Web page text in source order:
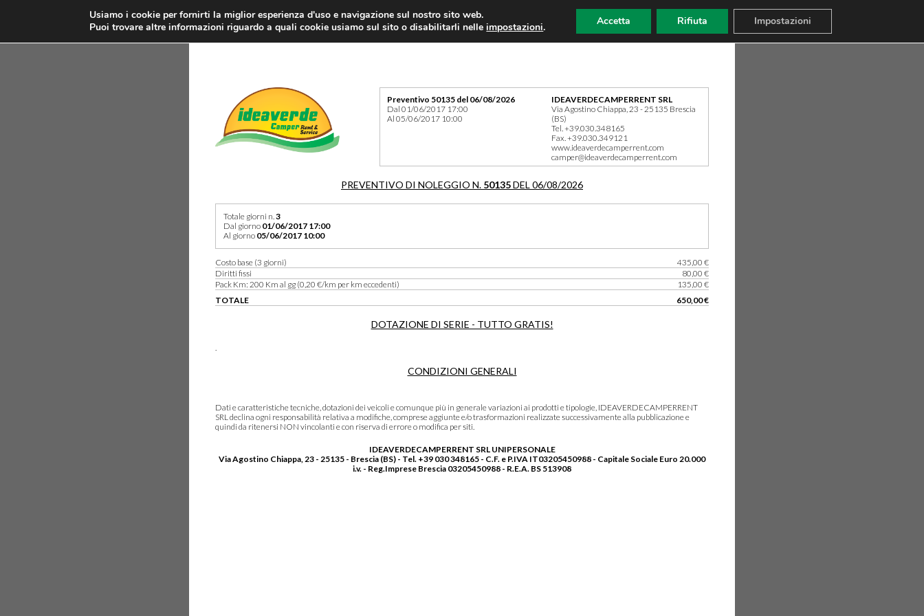
IDEAVERDECAMPERRENT SRL
Via Agostino Chiappa, 23 - 25135 Brescia
(BS)
Tel. +39.030.348165
Fax. +39.030.349121
www.ideaverdecamperrent.com
camper@ideaverdecamperrent.com
Preventivo 50135 del 06/08/2026
Dal 01/06/2017 17:00
Al 05/06/2017 10:00
PREVENTIVO DI NOLEGGIO N. 50135DEL 06/08/2026
Totale giorni n.3
Dal giorno 01/06/2017 17:00
Al giorno 05/06/2017 10:00
Costo base (3 giorni)
435,00 €
Diritti fissi
80,00 €
Pack Km: 200 Km al gg (0,20 €/km per km eccedenti)
135,00 €
TOTALE
650,00 €
DOTAZIONE DI SERIE - TUTTO GRATIS!
.
CONDIZIONI GENERALI
Dati e caratteristiche tecniche, dotazioni dei veicoli e comunque più in generale variazioni ai prodotti e tipologie, IDEAVERDECAMPERRENT
SRL declina ogni responsabilità relativa a modifiche, comprese aggiunte e/o trasformazioni realizzate successivamente alla pubblicazione e
quindi da ritenersi NON vincolanti e con riserva di errore o modifica per siti.
IDEAVERDECAMPERRENT SRL UNIPERSONALE
Via Agostino Chiappa, 23 - 25135 - Brescia (BS) - Tel. +39 030 348165 - C.F. e P.IVA IT03205450988 - Capitale Sociale Euro 20.000
i.v. - Reg.Imprese Brescia 03205450988 - R.E.A. BS 513908
Usiamo i cookie per fornirti la miglior esperienza d'uso e navigazione sul nostro sito web.
Puoi trovare altre informazioni riguardo a quali cookie usiamo sul sito o disabilitarli nelleimpostazioni. Accetta Rifiuta Impostazioni